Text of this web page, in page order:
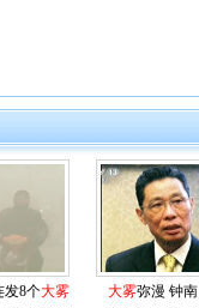
发8个大雾
大雾弥漫 钟